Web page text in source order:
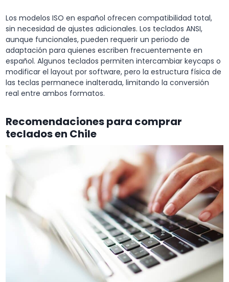
Los modelos ISO en español ofrecen compatibilidad total,
sin necesidad de ajustes adicionales. Los teclados ANSI,
aunque funcionales, pueden requerir un periodo de
adaptación para quienes escriben frecuentemente en
español. Algunos teclados permiten intercambiar keycaps o
modificar el layout por software, pero la estructura física de
las teclas permanece inalterada, limitando la conversión
real entre ambos formatos.
Recomendaciones para comprar
teclados en Chile